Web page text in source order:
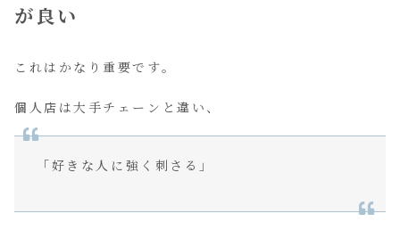
が良い
これはかなり重要です。
個人店は大手チェーンと違い、
「好きな人に強く刺さる」